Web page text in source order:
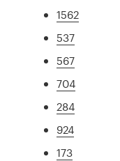
1562
537
567
704
284
924
173